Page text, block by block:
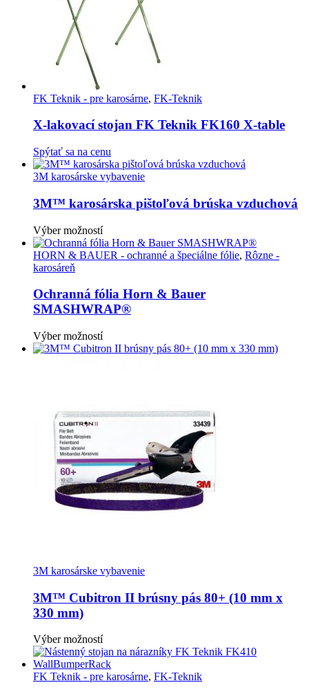
FK Teknik - pre karosárne, FK-Teknik
X-lakovací stojan FK Teknik FK160 X-table
Spýtať sa na cenu
3M karosárske vybavenie
3M™ karosárska pištoľová brúska vzduchová
Výber možnostíTento
produkt
má
Možnosti
si
môžete
vybrať
na
stránke
HORN & BAUER - ochranné a špeciálne fólie, Rôzne -
karosáreň
Ochranná fólia Horn & Bauer
SMASHWRAP®
Výber možnostíTento
produkt
si
stránke
produktu.
3M karosárske vybavenie
3M™ Cubitron II brúsny pás 80+ (10 mm x
330 mm)
Výber možnostíTento
produkt
má
viacero
FK Teknik - pre karosárne, FK-Teknik